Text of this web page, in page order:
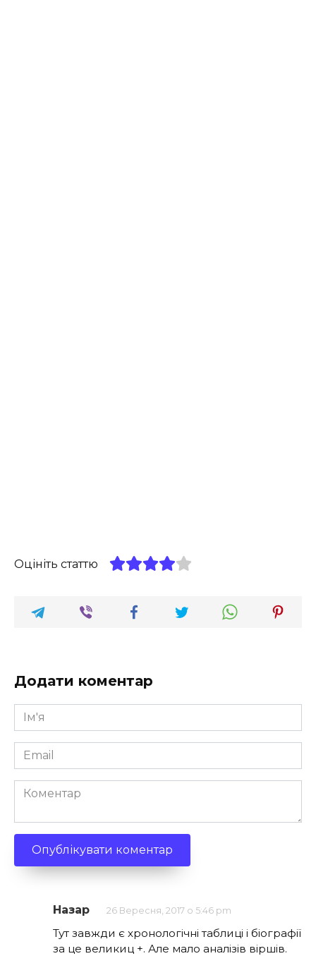
Оцініть статтю
Додати коментар
Ім'я
*
Email
*
Коментар
Назар 26 Вересня, 2017 о 5:46 pm
Тут завжди є хронологічні таблиці і біографії
за це великиц +. Але мало аналізів віршів.